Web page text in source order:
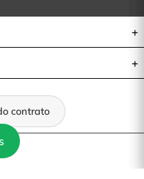
contrato